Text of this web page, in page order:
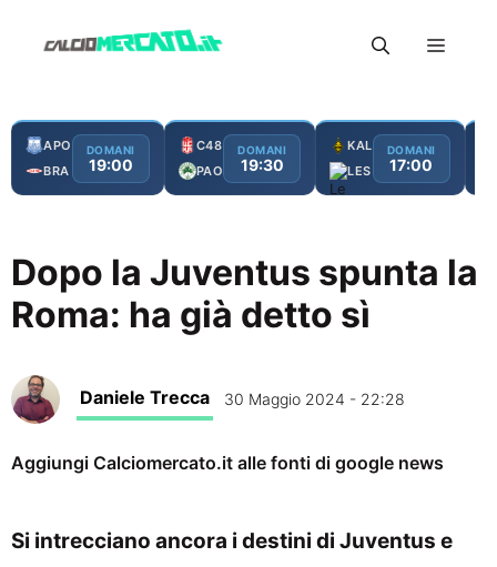
Menu
APO
BRA
DOMANI
19:00
C48
PAO
DOMANI
19:30
KAL
LES
DOMANI
17:00
Dopo la Juventus spunta la
Roma: ha già detto sì
Daniele Trecca 30 Maggio 2024 - 22:28
Aggiungi Calciomercato.it alle fonti di google news
Si intrecciano ancora i destini di Juventus e